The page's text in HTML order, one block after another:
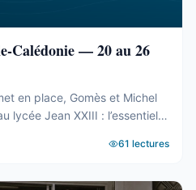
Calédonie — 20 au 26
en place, Gomès et Michel
lycée Jean XXIII : l’essentiel
61 lectures